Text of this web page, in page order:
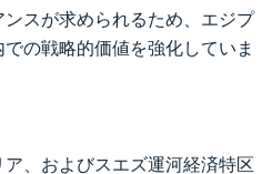
スが求められるため、エジプ
の戦略的価値を強化していま
、およびスエズ運河経済特区